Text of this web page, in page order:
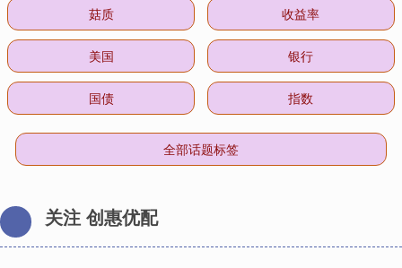
菇质 收益率
美国 银行
国债 指数
全部话题标签
关注 创惠优配